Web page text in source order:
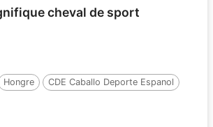
cheval de sport
Hongre
CDE Caballo Deporte Espanol